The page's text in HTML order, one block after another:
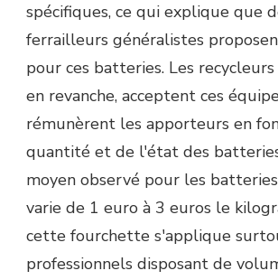
spécifiques, ce qui explique que
ferrailleurs généralistes
pour ces batteries. Les recycleurs
en revanche, acceptent ces
rémunèrent les apporteurs en
quantité et de l'état des
moyen observé pour les
varie de 1 euro à 3 euros le
cette fourchette s'applique
professionnels disposant de